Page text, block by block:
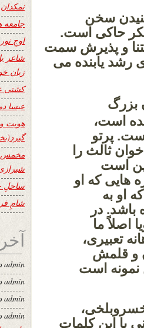
سخن
حاکی است.
و پذیرش سمت
یابنده می
بزرگ
است،
پرتو
ثالث را
است
هایی که او
او به
باشد. در
ما
تعبیری،
و قلمش
نمونه است
با این کلمات
نمکدان
جامعه
اوجِ نور
شاعر
زبان
کشتی
عیسا
هویت
مخمس
ساحلِ
شامِ
admin
admin
admin
admin